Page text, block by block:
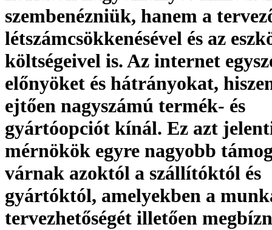
szembenézniük, hanem a
létszámcsökkenésével és az
költségeivel is. Az internet
előnyöket és hátrányokat,
ejtően nagyszámú termék- és
gyártóopciót kínál. Ez azt
mérnökök egyre nagyobb
várnak azoktól a szállítóktól és
gyártóktól, amelyekben a
tervezhetőségét illetően